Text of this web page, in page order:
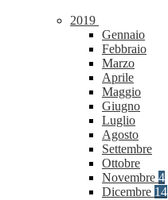
2019
Gennaio
Febbraio
Marzo
Aprile
Maggio
Giugno
Luglio
Agosto
Settembre
Ottobre
Novembre 4
Dicembre 14